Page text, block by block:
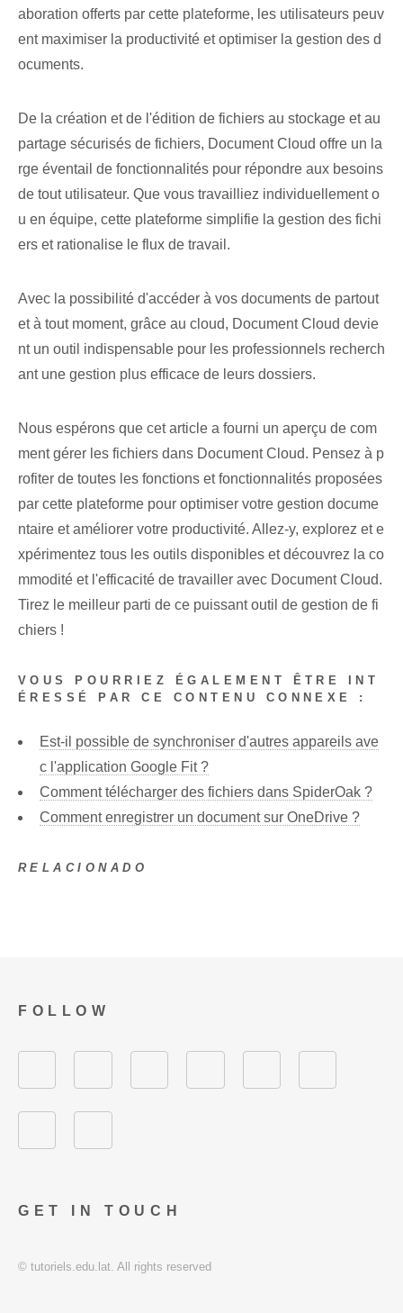
aboration offerts par cette plateforme, les utilisateurs peuv
ent maximiser la productivité et optimiser la gestion des d
ocuments.
De la création et de l'édition de fichiers au stockage et au
partage sécurisés de fichiers, Document Cloud offre un la
rge éventail de fonctionnalités pour répondre aux besoins
de tout utilisateur. Que vous travailliez individuellement o
u en équipe, cette plateforme simplifie la gestion des fichi
ers et rationalise le flux de travail.
Avec la possibilité d'accéder à vos documents de partout
et à tout moment, grâce au cloud, Document Cloud devie
nt un outil indispensable pour les professionnels recherch
ant une gestion plus efficace de leurs dossiers.
Nous espérons que cet article a fourni⁢ un⁣ aperçu de ‌com
ment⁣ gérer⁢ les fichiers⁢ dans Document​ Cloud. Pensez à p
rofiter de toutes les fonctions et fonctionnalités proposées
par cette plateforme pour optimiser votre gestion docume
ntaire et améliorer votre productivité. Allez-y, explorez⁤ et e
xpérimentez tous les outils disponibles et découvrez la co
mmodité et l'efficacité de travailler avec Document Cloud.
Tirez le meilleur parti de ce puissant outil de gestion de fi
chiers ! ⁣
VOUS POURRIEZ ÉGALEMENT ÊTRE INT
ÉRESSÉ PAR CE CONTENU CONNEXE :
Est-il possible de synchroniser d'autres appareils ave
c l'application Google Fit ?
Comment télécharger des fichiers dans SpiderOak ?
Comment enregistrer un document sur OneDrive ?
RELACIONADO
GET IN TOUCH
FOLLOW
© tutoriels.edu.lat. All rights reserved